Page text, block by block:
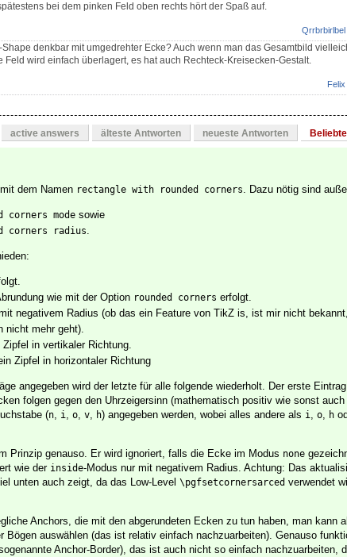
bei dem pinken Feld oben rechts hört der Spaß auf.
Qrrbrbirlbel
Shape denkbar mit umgedrehter Ecke? Auch wenn man das Gesamtbild
Feld wird einfach überlagert, es hat auch Rechteck-Kreisecken-Gestalt.
Felix
active answers älteste Antworten neueste Antworten
dem Namen rectangle with rounded corners. Dazu nötig sind
corners mode sowie
corners radius.
wie mit der Option rounded corners erfolgt.
negativem Radius (ob das ein Feature von TikZ is, ist mir nicht
nicht mehr geht).
in vertikaler Richtung.
Zipfel in horizontaler Richtung
angegeben wird der letzte für alle folgende wiederholt. Der erste
folgen gegen den Uhrzeigersinn (mathematisch positiv wie sonst
(n, i, o, v, h) angegeben werden, wobei alles andere als i, o, h
Prinzip genauso. Er wird ignoriert, falls die Ecke im Modus none
wie der inside-Modus nur mit negativem Radius. Achtung: Das
unten auch zeigt, da das Low-Level \pgfsetcornersarced verwendet
Anchors, die mit den abgerundeten Ecken zu tun haben, man kann
Bögen auswählen (das ist relativ einfach nachzuarbeiten). Genauso
Anchor-Border), das ist auch nicht so einfach nachzuarbeiten,